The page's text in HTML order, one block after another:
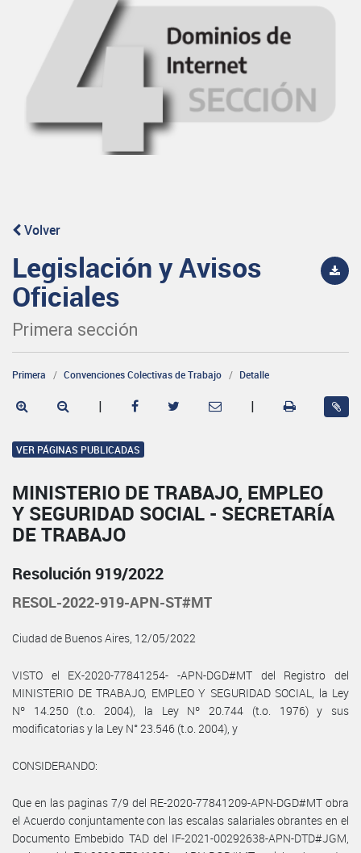
Volver
Legislación y Avisos
Oficiales
Primera sección
Primera Convenciones Colectivas de Trabajo Detalle
| |
VER PÁGINAS PUBLICADAS
MINISTERIO DE TRABAJO, EMPLEO
Y SEGURIDAD SOCIAL - SECRETARÍA
DE TRABAJO
Resolución 919/2022
RESOL-2022-919-APN-ST#MT
Ciudad de Buenos Aires, 12/05/2022
VISTO el EX-2020-77841254- -APN-DGD#MT del Registro del
MINISTERIO DE TRABAJO, EMPLEO Y SEGURIDAD SOCIAL, la Ley
Nº 14.250 (t.o. 2004), la Ley Nº 20.744 (t.o. 1976) y sus
modificatorias y la Ley N° 23.546 (t.o. 2004), y
CONSIDERANDO:
Que en las paginas 7/9 del RE-2020-77841209-APN-DGD#MT obra
el Acuerdo conjuntamente con las escalas salariales obrantes en el
Documento Embebido TAD del IF-2021-00292638-APN-DTD#JGM,